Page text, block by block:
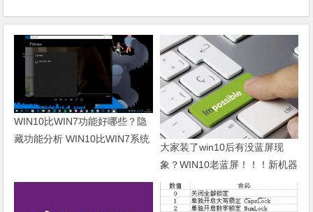
WIN10比WIN7功能好哪些？隐
藏功能分析 WIN10比WIN7系统
大家装了win10后有没蓝屏现
象？WIN10老蓝屏！！！新机器
WIN10蓝屏！！！